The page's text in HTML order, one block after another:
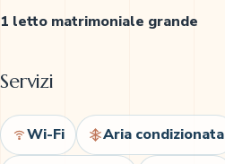
1 letto matrimoniale grande
Servizi
Wi-Fi Aria condizionata